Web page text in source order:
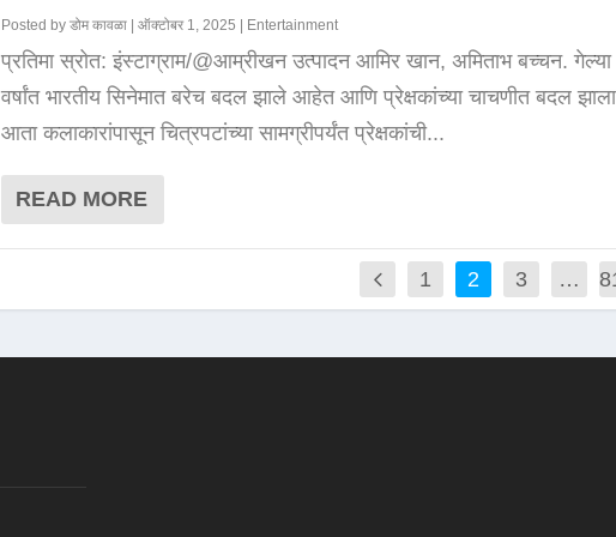
Posted byडोम कावळा |ऑक्टोबर 1, 2025 Entertainment
प्रतिमा स्रोत: इंस्टाग्राम/@आम्रीखन उत्पादन आमिर खान, अमिताभ बच्चन.
वर्षांत भारतीय सिनेमात बरेच बदल झाले आहेत आणि प्रेक्षकांच्या चाचणीत बदल
आता कलाकारांपासून चित्रपटांच्या सामग्रीपर्यंत प्रेक्षकांची...
READ MORE
1 2 3 …